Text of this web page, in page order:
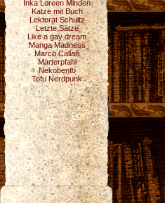
Inka Loreen Minden
Katze mit Buch
Lektorat Schultz
Letzte Sätze
Like a gay dream
Manga Madness
Marco Callari
Marterpfahl
Nekobento
Tofu Nerdpunk